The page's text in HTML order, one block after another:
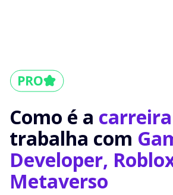
Como é a carreira
trabalha com
Developer,
Metaverso